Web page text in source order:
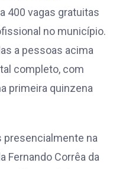
400 vagas gratuitas
no município.
a pessoas acima
completo, com
primeira quinzena
na
Fernando Corrêa da